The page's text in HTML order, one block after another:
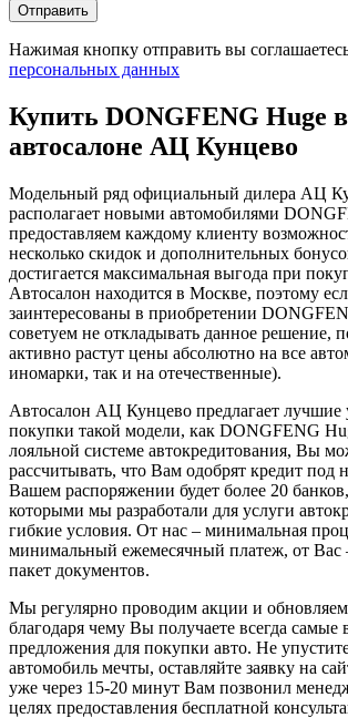
Отправить
Нажимая кнопку отправить вы
персональных данных
Купить DONGFENG Huge
автосалоне АЦ Кунцево
Модельный ряд официальный дилера АЦ
располагает новыми автомобилями
предоставляем каждому клиенту
несколько скидок и дополнительных
достигается максимальная выгода при
Автосалон находится в Москве, поэтому
заинтересованы в приобретении
советуем не откладывать данное решение,
активно растут цены абсолютно на все
иномарки, так и на отечественные).
Автосалон АЦ Кунцево предлагает лучшие
покупки такой модели, как DONGFENG
лояльной системе автокредитования, Вы
рассчитывать, что Вам одобрят кредит под
Вашем распоряжении будет более 20
которыми мы разработали для услуги
гибкие условия. От нас – минимальная
минимальный ежемесячный платеж, от
пакет документов.
Мы регулярно проводим акции и обновляем
благодаря чему Вы получаете всегда самые
предложения для покупки авто. Не
автомобиль мечты, оставляйте заявку на
уже через 15-20 минут Вам позвонил
целях предоставления бесплатной